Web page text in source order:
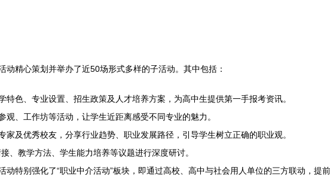
动精心策划并举办了近50场形式多样的子活动。其中包括：
特色、专业设置、招生政策及人才培养方案，为高中生提供第一手报考资讯。
观、工作坊等活动，让学生近距离感受不同专业的魅力。
家及优秀校友，分享行业趋势、职业发展路径，引导学生树立正确的职业观。
、教学方法、学生能力培养等议题进行深度研讨。
动特别强化了“职业中介活动”板块，即通过高校、高中与社会用人单位的三方联动，